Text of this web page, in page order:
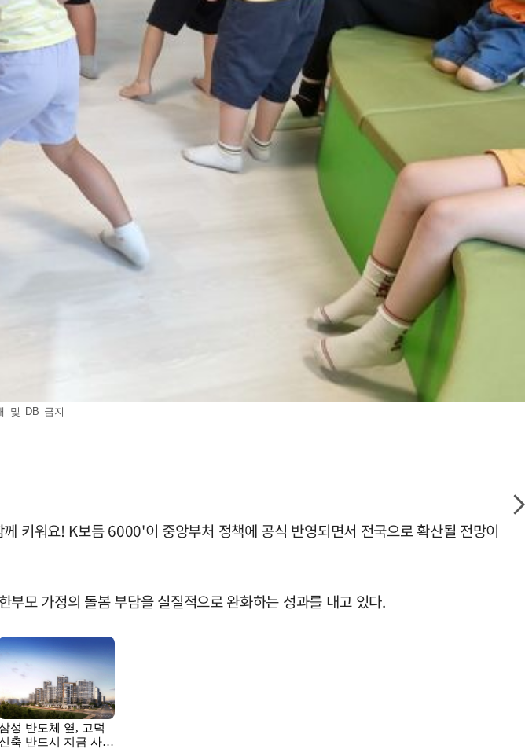
및 DB 금지
키워요! K보듬 6000'이 중앙부처 정책에 공식 반영되면서 전국으로 확산될 전망이
모 가정의 돌봄 부담을 실질적으로 완화하는 성과를 내고 있다.